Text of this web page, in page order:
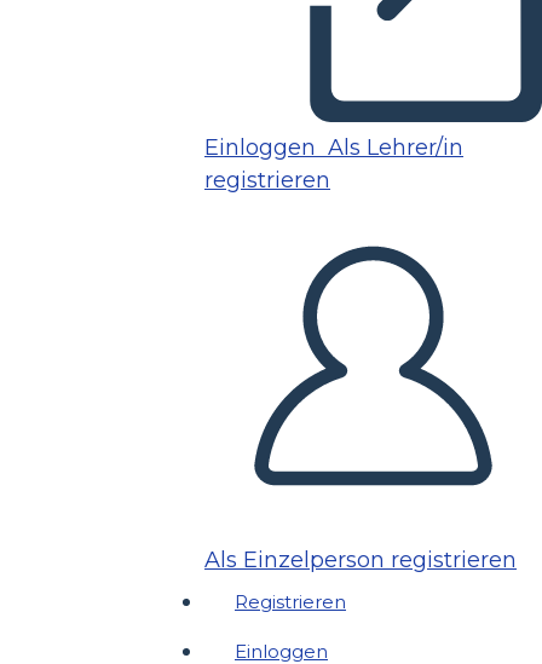
Einloggen Als Lehrer/in
registrieren
Als Einzelperson registrieren
Registrieren
Einloggen